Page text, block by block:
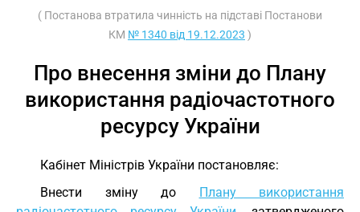
( Постанова втратила чинність на підставі Постанови
КМ № 1340 від 19.12.2023 )
Про внесення зміни до Плану
використання радіочастотного
ресурсу України
Кабінет Міністрів України постановляє:
Внести зміну до Плану використання